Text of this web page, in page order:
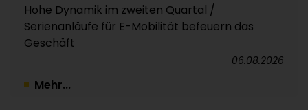
Hohe Dynamik im zweiten Quartal /
Serienanläufe für E-Mobilität befeuern das
Geschäft
06.08.2026
Mehr...